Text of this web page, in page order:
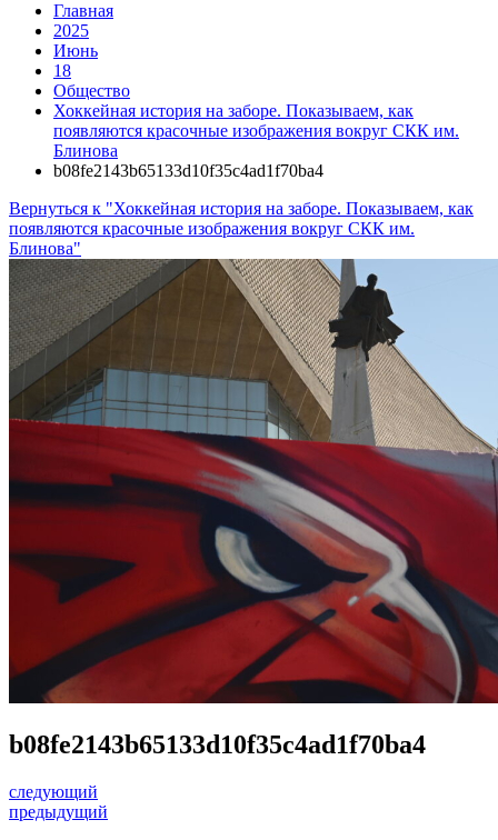
Главная
2025
Июнь
18
Общество
Хоккейная история на заборе. Показываем, как
появляются красочные изображения вокруг СКК им.
Блинова
b08fe2143b65133d10f35c4ad1f70ba4
Вернуться к "Хоккейная история на заборе. Показываем, как
появляются красочные изображения вокруг СКК им.
Блинова"
b08fe2143b65133d10f35c4ad1f70ba4
следующий
предыдущий